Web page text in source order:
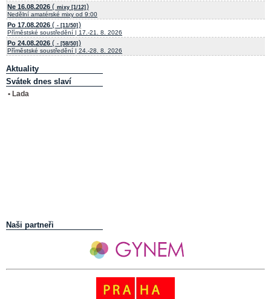
Ne 16.08.2026 ( mixy [1/12] )
Nedělní amatérské mixy od 9:00
Po 17.08.2026 ( - [11/50] )
Příměstské soustředění | 17.-21. 8. 2026
Po 24.08.2026 ( - [58/50] )
Příměstské soustředění | 24.-28. 8. 2026
Aktuality
Svátek dnes slaví
• Lada
Naši partneři